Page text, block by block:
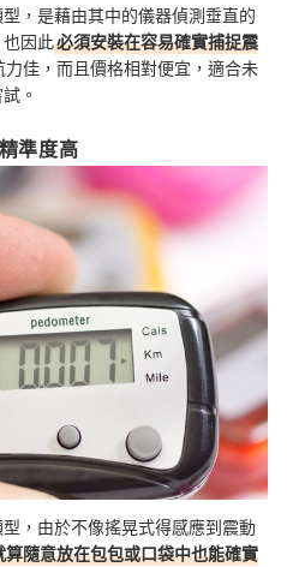
，是藉由其中的儀器偵測垂直的
因此必須安裝在容易確實捕捉震
力佳，而且價格相對便宜，適合未
。
準度高
，由於不像搖晃式得感應到震動
算隨意放在包包或口袋中也能確實